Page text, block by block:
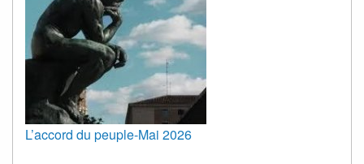
L’accord du peuple-Mai 2026